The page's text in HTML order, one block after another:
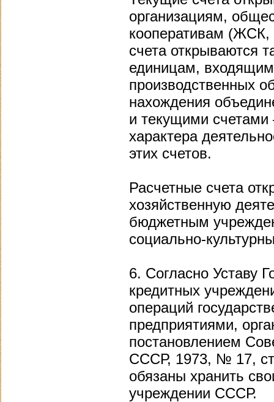
организациям,
кооперативам (ЖСК,
счета открываются
единицам, входящим
производственных
нахождения
и текущими счетами
характера
этих счетов.
Расчетные счета
хозяйственную
бюджетным
социально-
6. Согласно Уставу
кредитных
операций
предприятиями,
постановлением
СССР, 1973, № 17, ст.
обязаны хранить
учреждении СССР.